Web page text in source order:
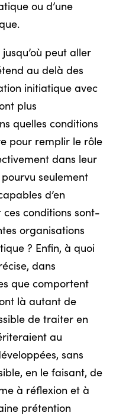
ou d’une
peut aller
au delà des
initiatique avec
plus
quelles conditions
pour remplir le rôle
dans leur
seulement
d’en
conditions sont-
organisations
? Enfin, à quoi
dans
que comportent
là autant de
de traiter en
au
sans
en le faisant, de
à réflexion et à
prétention